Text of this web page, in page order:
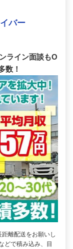
バー
ライン面談もO
数！
離配送をお願いし
どで積み込み、目